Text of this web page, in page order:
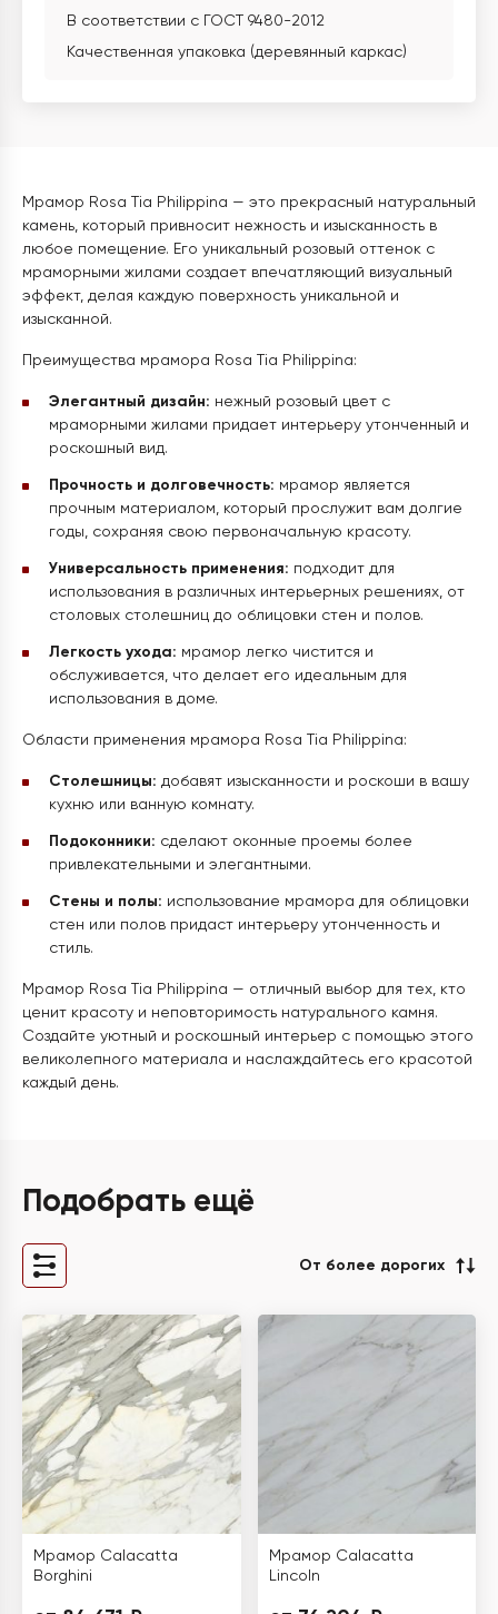
В соответствии с ГОСТ 9480-2012
Качественная упаковка (деревянный каркас)
Мрамор Rosa Tia Philippina — это прекрасный натуральный
камень, который привносит нежность и изысканность в
любое помещение. Его уникальный розовый оттенок с
мраморными жилами создает впечатляющий визуальный
эффект, делая каждую поверхность уникальной и
изысканной.
Преимущества мрамора Rosa Tia Philippina:
Элегантный дизайн: нежный розовый цвет с
мраморными жилами придает интерьеру утонченный и
роскошный вид.
Прочность и долговечность: мрамор является
прочным материалом, который прослужит вам долгие
годы, сохраняя свою первоначальную красоту.
Универсальность применения: подходит для
использования в различных интерьерных решениях, от
столовых столешниц до облицовки стен и полов.
Легкость ухода: мрамор легко чистится и
обслуживается, что делает его идеальным для
использования в доме.
Области применения мрамора Rosa Tia Philippina:
Столешницы: добавят изысканности и роскоши в вашу
кухню или ванную комнату.
Подоконники: сделают оконные проемы более
привлекательными и элегантными.
Стены и полы: использование мрамора для облицовки
стен или полов придаст интерьеру утонченность и
стиль.
Мрамор Rosa Tia Philippina — отличный выбор для тех, кто
ценит красоту и неповторимость натурального камня.
Создайте уютный и роскошный интерьер с помощью этого
великолепного материала и наслаждайтесь его красотой
каждый день.
Подобрать ещё
От более дорогих
Мрамор Calacatta
Borghini
Мрамор Calacatta
Lincoln